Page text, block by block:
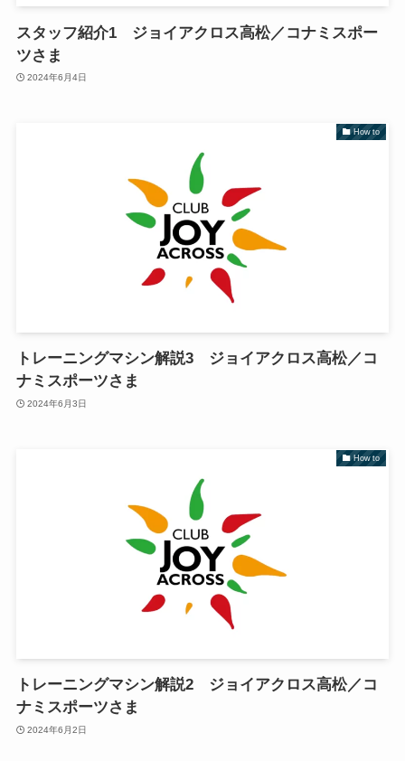
スタッフ紹介1 ジョイアクロス高松／コナミスポー
ツさま
2024年6月4日
How to
トレーニングマシン解説3 ジョイアクロス高松／コ
ナミスポーツさま
2024年6月3日
How to
トレーニングマシン解説2 ジョイアクロス高松／コ
ナミスポーツさま
2024年6月2日